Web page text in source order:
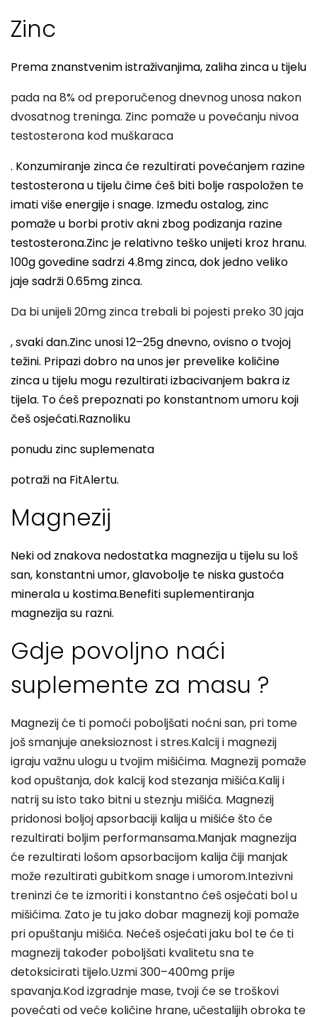
Zinc
Prema znanstvenim istraživanjima, zaliha zinca u tijelu
pada na 8% od preporučenog dnevnog unosa nakon
dvosatnog treninga. Zinc pomaže u povećanju nivoa
testosterona kod muškaraca
. Konzumiranje zinca će rezultirati povećanjem razine
testosterona u tijelu čime ćeš biti bolje raspoložen te
imati više energije i snage. Između ostalog, zinc
pomaže u borbi protiv akni zbog podizanja razine
testosterona.Zinc je relativno teško unijeti kroz hranu.
100g govedine sadrzi 4.8mg zinca, dok jedno veliko
jaje sadrži 0.65mg zinca.
Da bi unijeli 20mg zinca trebali bi pojesti preko 30 jaja
, svaki dan.Zinc unosi 12–25g dnevno, ovisno o tvojoj
težini. Pripazi dobro na unos jer prevelike količine
zinca u tijelu mogu rezultirati izbacivanjem bakra iz
tijela. To ćeš prepoznati po konstantnom umoru koji
češ osjećati.Raznoliku
ponudu zinc suplemenata
potraži na FitAlertu.
Magnezij
Neki od znakova nedostatka magnezija u tijelu su loš
san, konstantni umor, glavobolje te niska gustoća
minerala u kostima.Benefiti suplementiranja
magnezija su razni.
Gdje povoljno naći
suplemente za masu ?
Magnezij će ti pomoći poboljšati noćni san, pri tome
još smanjuje aneksioznost i stres.Kalcij i magnezij
igraju važnu ulogu u tvojim mišićima. Magnezij pomaže
kod opuštanja, dok kalcij kod stezanja mišića.Kalij i
natrij su isto tako bitni u steznju mišića. Magnezij
pridonosi boljoj apsorbaciji kalijau mišiće što će
rezultirati boljim performansama.Manjak magnezija
će rezultirati lošom apsorbacijom kalija čiji manjak
može rezultirati gubitkom snage i umorom.Intezivni
treninzi će te izmoriti i konstantno ćeš osjećati bol u
mišićima. Zato je tu jako dobar magnezij koji pomaže
pri opuštanju mišića. Nećeš osjećati jaku bol te će ti
magnezij također poboljšati kvalitetu sna te
detoksicirati tijelo.Uzmi 300–400mg prije
spavanja.Kod izgradnje mase, tvoji će se troškovi
povećati od veće količine hrane, učestalijih obroka te